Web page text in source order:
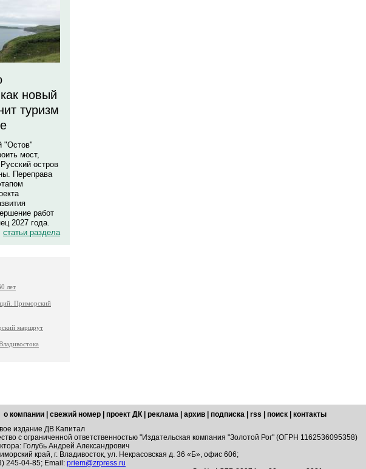
новый
туризм
"Остов"
мост,
остров
Переправа
работ
2027 года.
статьи раздела
лет
Приморский
маршрут
о компании свежий номер проект ДК реклама архив подписка rss поиск
контакты
издание ДВ Капитал
с ограниченной ответственностью "Издательская компания "Золотой Рог" (ОГРН 1162536095358)
Голубь Андрей Александрович
край, г. Владивосток, ул. Некрасовская д. 36 «Б», офис 606;
245-04-85; Email: priem@zrpress.ru